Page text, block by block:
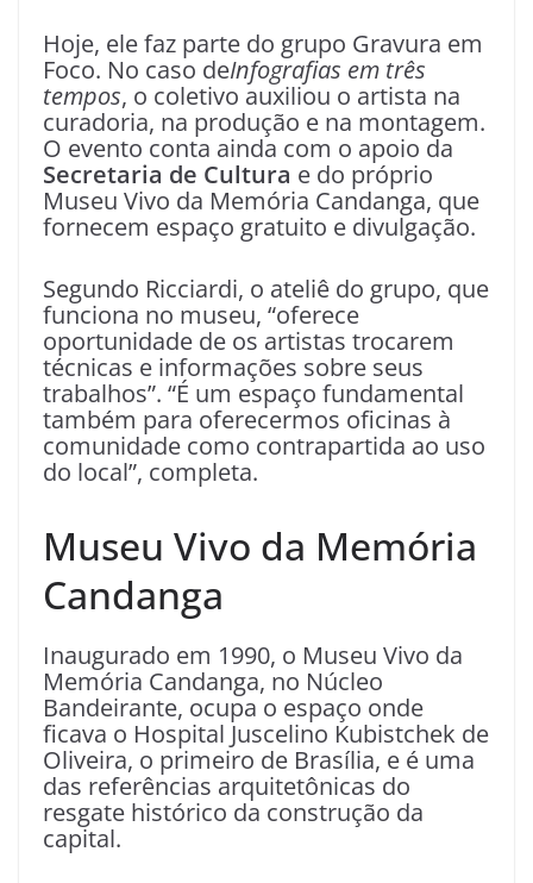
Hoje, ele faz parte do grupo Gravura em
Foco. No caso deInfografias em três
tempos, o coletivo auxiliou o artista na
curadoria, na produção e na montagem.
O evento conta ainda com o apoio da
Secretaria de Cultura e do próprio
Museu Vivo da Memória Candanga, que
fornecem espaço gratuito e divulgação.
Segundo Ricciardi, o ateliê do grupo, que
funciona no museu, “oferece
oportunidade de os artistas trocarem
técnicas e informações sobre seus
trabalhos”. “É um espaço fundamental
também para oferecermos oficinas à
comunidade como contrapartida ao uso
do local”, completa.
Museu Vivo da Memória
Candanga
Inaugurado em 1990, o Museu Vivo da
Memória Candanga, no Núcleo
Bandeirante, ocupa o espaço onde
ficava o Hospital Juscelino Kubistchek de
Oliveira, o primeiro de Brasília, e é uma
das referências arquitetônicas do
resgate histórico da construção da
capital.